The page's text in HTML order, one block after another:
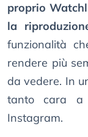
proprio
la
funzionalità
rendere più
da vedere. In
tanto cara a
Instagram.